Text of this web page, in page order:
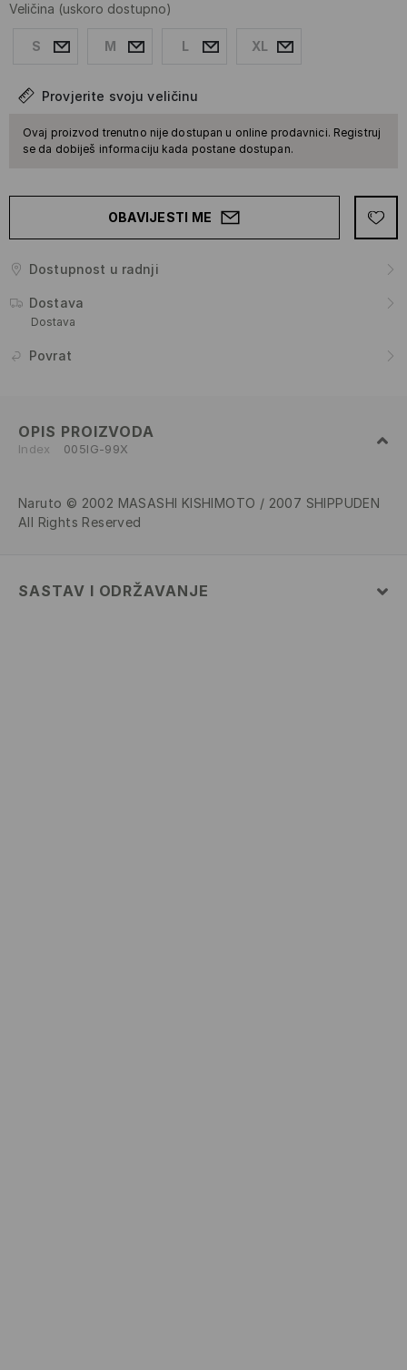
Veličina (uskoro dostupno)
S M L XL
Provjerite svoju veličinu
Ovaj proizvod trenutno nije dostupan u online prodavnici. Registruj
se da dobiješ informaciju kada postane dostupan.
OBAVIJESTI ME
Dostupnost u radnji
Dostava
Dostava
Povrat
OPIS PROIZVODA
Index 005IG-99X
Naruto © 2002 MASASHI KISHIMOTO / 2007 SHIPPUDEN
All Rights Reserved
SASTAV I ODRŽAVANJE